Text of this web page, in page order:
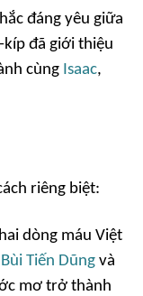
đáng yêu giữa
đã giới thiệu
cùng Isaac,
riêng biệt:
dòng máu Việt
Bùi Tiến Dũng và
mơ trở thành